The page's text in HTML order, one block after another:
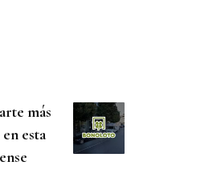
más
esta